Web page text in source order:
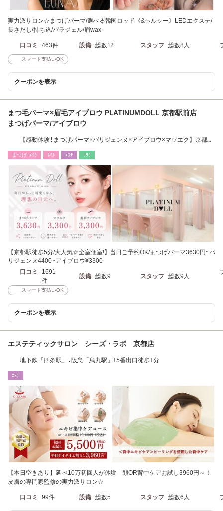
実力派サロン☆まつげパーマ/選べる韓国ロッド《&ヘルシー》LEDエクステ/
長さだし/持ち込/パラジェル/眉wax
口コミ 463件 設備 総数12 スタッフ 総数8人
スマート支払いOK
クーポンを表示
まつ毛パーマ×眉毛アイブロウ PLATINUMDOLL 京都駅前店
まつげパーマ/アイブロウ
【感動体験!まつげパーマ×パリジェンヌ×アイブロウ×マツエク】京都駅
まつげ･ﾒｲｸ ﾈｲﾙ ｴｽﾃ ﾘﾗｸ
【京都駅徒歩5分/大人気☆全室個室!】当日ご予約OK/まつげパーマ3630円~パ
リジェンヌ4400~アイブロウ¥3300
口コミ
1691
件
設備 総数9 スタッフ 総数9人
スマート支払いOK
クーポンを表示
エステティックサロン シーズ・ラボ 京都店
地下鉄「四条駅」.阪急「烏丸駅」15番出口徒歩1分
ｴｽﾃ
【本日空きあり】延べ10万初回人が体験 顔OR背中ケアお試し3960円～！
皮膚の専門家監修の実力派サロン☆
口コミ 99件 設備 総数5 スタッフ 総数6人